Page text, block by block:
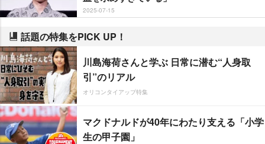
2025-07-15
話題の特集をPICK UP！
川島海荷さんと学ぶ 日常に潜む“人身取
引”のリアル
オリコンタイアップ特集
マクドナルドが40年にわたり支える「小学
生の甲子園」